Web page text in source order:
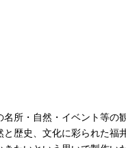
所・自然・イベント等の
と歴史、文化に彩られた福